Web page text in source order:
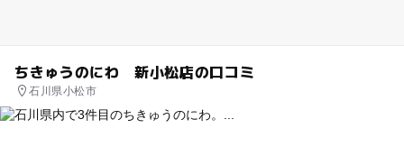
ちきゅうのにわ 新小松店の口コミ
石川県小松市